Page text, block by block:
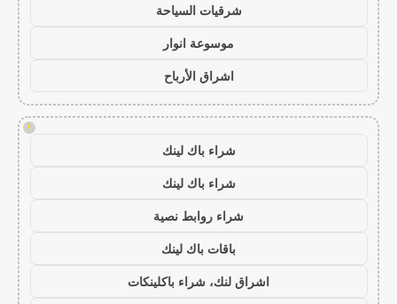
شرقيات السياحة
موسوعة انوار
اشراق الأرباح
!
شراء باك لينك
شراء باك لينك
شراء روابط نصية
باقات باك لينك
اشراق لنك، شراء باكلينكات